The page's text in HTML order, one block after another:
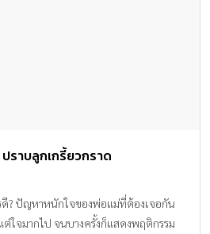
ราบลูกเกรี้ยวกราด
ดี? ปัญหาหนักใจของพ่อแม่ที่ต้องเจอกัน
ใจมากไป จนบางครั้งก็แสดงพฤติกรรม